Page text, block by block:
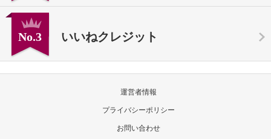
No.3 いいねクレジット
運営者情報
プライバシーポリシー
お問い合わせ